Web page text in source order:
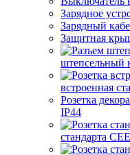
Зарядное
Зарядный
Защитная
штепсельный
встроенная
Розетка
IP44
стандарта